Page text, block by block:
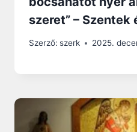
szeret” – Szentek
Szerző: szerk 2025.